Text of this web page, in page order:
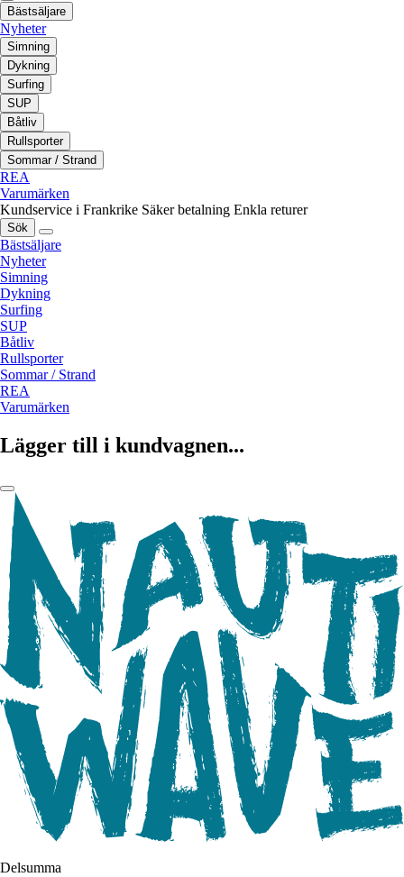
Bästsäljare
Nyheter
Simning
Dykning
Surfing
SUP
Båtliv
Rullsporter
Sommar / Strand
REA
Varumärken
Kundservice i Frankrike Säker betalning Enkla returer
Sök
Bästsäljare
Nyheter
Simning
Dykning
Surfing
SUP
Båtliv
Rullsporter
Sommar / Strand
REA
Varumärken
Lägger till i kundvagnen...
Delsumma